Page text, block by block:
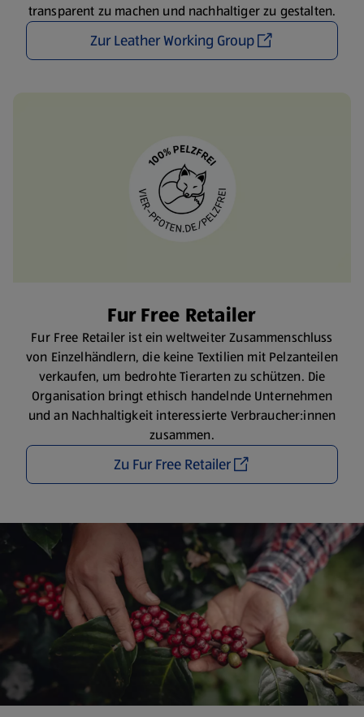
transparent zu machen und nachhaltiger zu gestalten.
Zur Leather Working Group
Fur Free Retailer
Fur Free Retailer ist ein weltweiter Zusammenschluss
von Einzelhändlern, die keine Textilien mit Pelzanteilen
verkaufen, um bedrohte Tierarten zu schützen. Die
Organisation bringt ethisch handelnde Unternehmen
und an Nachhaltigkeit interessierte Verbraucher:innen
zusammen.
Zu Fur Free Retailer